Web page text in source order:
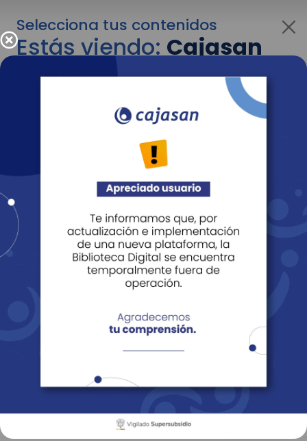
Selecciona tus contenidos
Estás viendo:Cajasan
para personas
Para cambiar al contenido de tu interés más
adelante recuerda utilizar el menú
Entendido
Revista Fácil Vivir
Sedes Directorio Servicios En Línea